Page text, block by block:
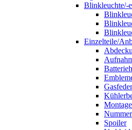
Blinkleuchte/-
Einzelteile/
Spoiler